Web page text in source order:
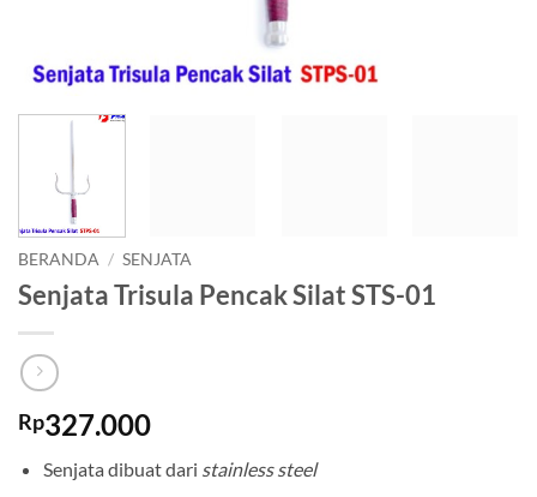
BERANDA / SENJATA
Senjata Trisula Pencak Silat STS-01
Rp327.000
Senjata dibuat dari stainless steel